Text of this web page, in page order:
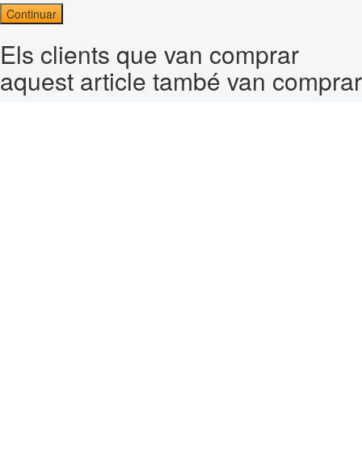
Continuar
Els clients que van comprar
aquest article també van comprar